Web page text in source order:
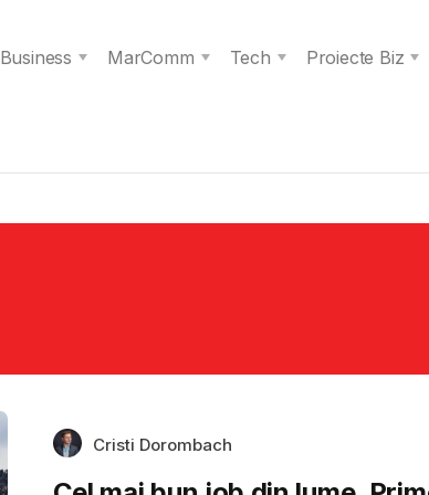
Business MarComm Tech
Proiecte Biz
Cristi Dorombach